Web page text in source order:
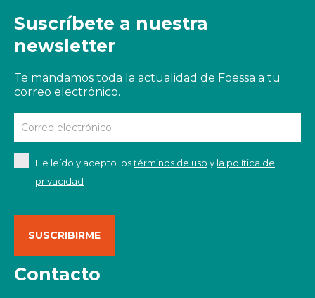
Suscríbete a nuestra
newsletter
Te mandamos toda la actualidad de Foessa a tu
correo electrónico.
He leído y acepto lostérminos de uso y la política de
privacidad
Contacto